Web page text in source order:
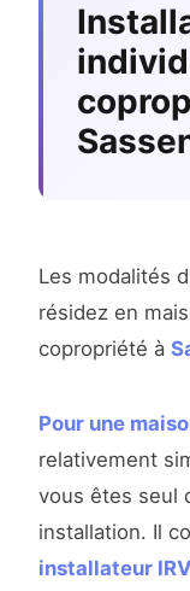
Les modalités
résidez en
copropriété à
Pour une
relativement
vous êtes seul
installation. Il
installateur